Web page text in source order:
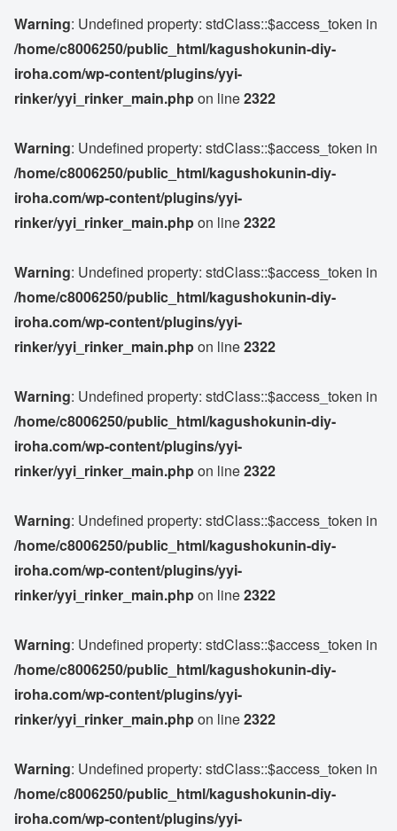
Warning: Undefined property: stdClass::$access_token in
/home/c8006250/public_html/kagushokunin-diy-
iroha.com/wp-content/plugins/yyi-
rinker/yyi_rinker_main.phpon line2322
Warning: Undefined property: stdClass::$access_token in
/home/c8006250/public_html/kagushokunin-diy-
iroha.com/wp-content/plugins/yyi-
rinker/yyi_rinker_main.phpon line2322
Warning: Undefined property: stdClass::$access_token in
/home/c8006250/public_html/kagushokunin-diy-
iroha.com/wp-content/plugins/yyi-
rinker/yyi_rinker_main.phpon line2322
Warning: Undefined property: stdClass::$access_token in
/home/c8006250/public_html/kagushokunin-diy-
iroha.com/wp-content/plugins/yyi-
rinker/yyi_rinker_main.phpon line2322
Warning: Undefined property: stdClass::$access_token in
/home/c8006250/public_html/kagushokunin-diy-
iroha.com/wp-content/plugins/yyi-
rinker/yyi_rinker_main.phpon line2322
Warning: Undefined property: stdClass::$access_token in
/home/c8006250/public_html/kagushokunin-diy-
iroha.com/wp-content/plugins/yyi-
rinker/yyi_rinker_main.phpon line2322
Warning: Undefined property: stdClass::$access_token in
/home/c8006250/public_html/kagushokunin-diy-
iroha.com/wp-content/plugins/yyi-